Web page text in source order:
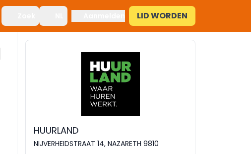
LID WORDEN
HUURLAND
NIJVERHEIDSTRAAT 14, NAZARETH 9810